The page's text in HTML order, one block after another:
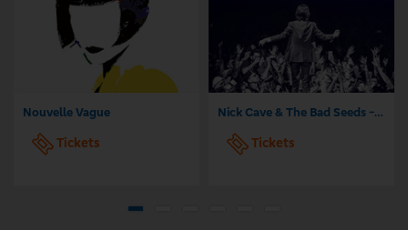
Nouvelle Vague
Tickets
Nick Cave & The Bad Seeds - Tour 2026
Tickets